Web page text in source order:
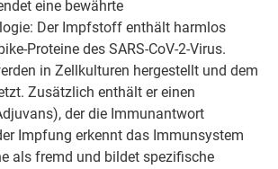
eine bewährte
Der Impfstoff enthält harmlos
Proteine des SARS-CoV-2-Virus.
in Zellkulturen hergestellt und dem
Zusätzlich enthält er einen
der die Immunantwort
Impfung erkennt das Immunsystem
als fremd und bildet spezifische